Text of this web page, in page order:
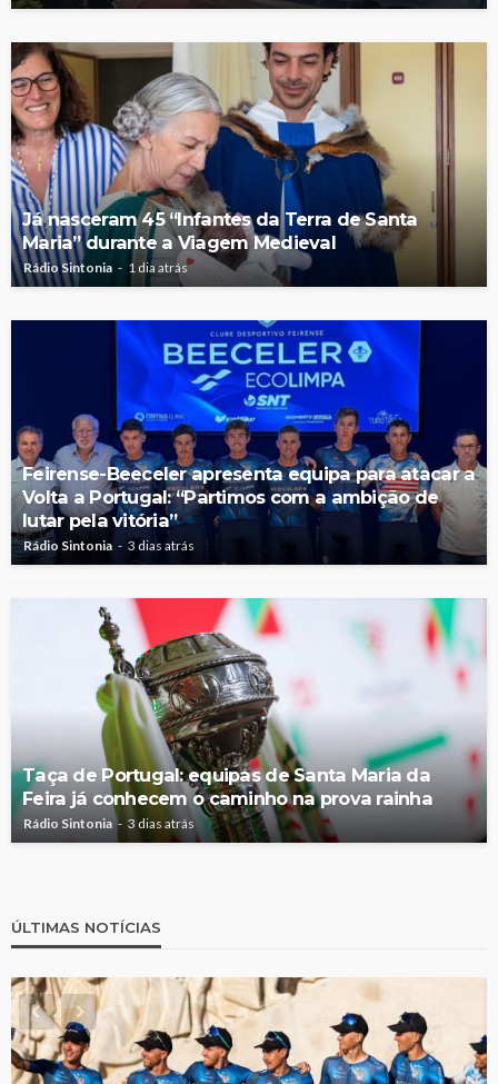
Já nasceram 45 “Infantes da Terra de Santa
Maria” durante a Viagem Medieval
Rádio Sintonia 1 dia atrás
Feirense-Beeceler apresenta equipa para atacar a
Volta a Portugal: “Partimos com a ambição de
lutar pela vitória”
Rádio Sintonia 3 dias atrás
Taça de Portugal: equipas de Santa Maria da
Feira já conhecem o caminho na prova rainha
Rádio Sintonia 3 dias atrás
ÚLTIMAS NOTÍCIAS